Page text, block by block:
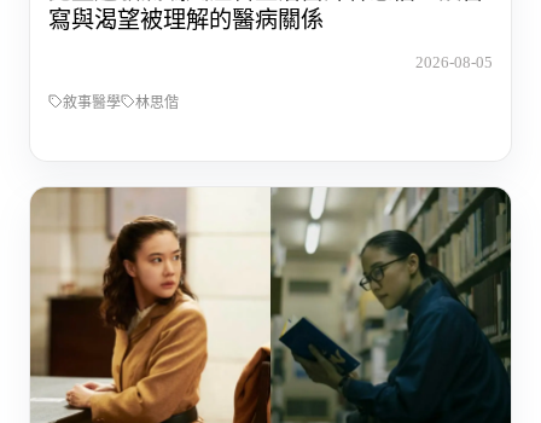
寫與渴望被理解的醫病關係
2026-08-05
敘事醫學 林思偕